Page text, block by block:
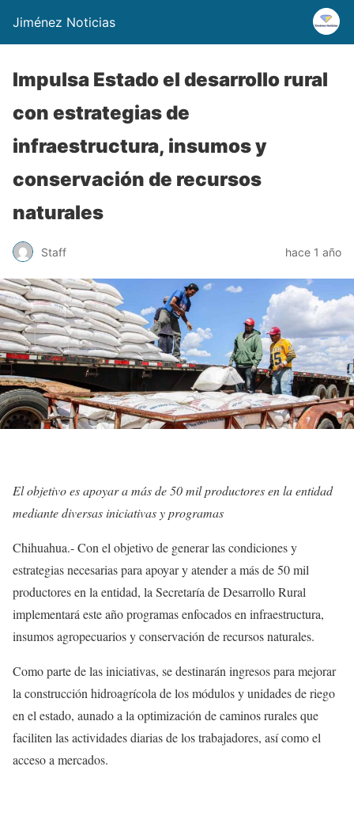
Jiménez Noticias
Impulsa Estado el desarrollo rural
con estrategias de
infraestructura, insumos y
conservación de recursos
naturales
Staff hace 1 año
El objetivo es apoyar a más de 50 mil productores en la entidad
mediante diversas iniciativas y programas
Chihuahua.- Con el objetivo de generar las condiciones y
estrategias necesarias para apoyar y atender a más de 50 mil
productores en la entidad, la Secretaría de Desarrollo Rural
implementará este año programas enfocados en infraestructura,
insumos agropecuarios y conservación de recursos naturales.
Como parte de las iniciativas, se destinarán ingresos para mejorar
la construcción hidroagrícola de los módulos y unidades de riego
en el estado, aunado a la optimización de caminos rurales que
faciliten las actividades diarias de los trabajadores, así como el
acceso a mercados.